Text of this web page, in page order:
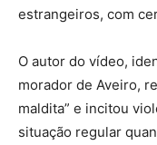
estrangeiros, com
O autor do vídeo,
morador de Aveiro,
maldita” e incitou
situação regular